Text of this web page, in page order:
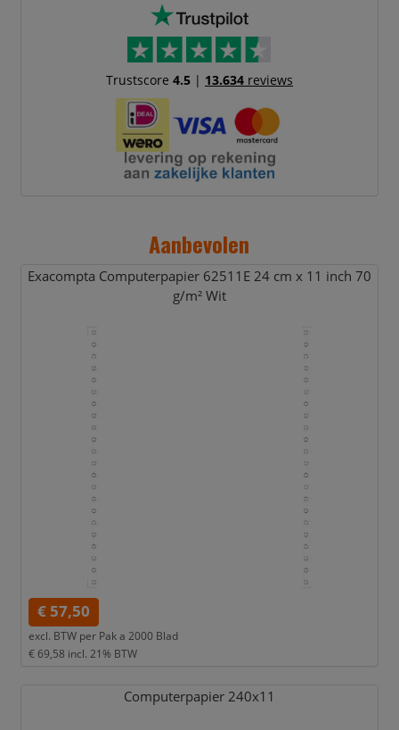
Trustscore 4.5| 13.634reviews
Aanbevolen
Exacompta Computerpapier 62511E 24 cm x 11 inch 70
g/m² Wit
€ 57,50
excl. BTW per Pak a 2000 Blad
€ 69,58 incl. 21% BTW
Computerpapier 240x11